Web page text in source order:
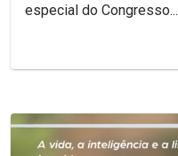
especial do Congresso...